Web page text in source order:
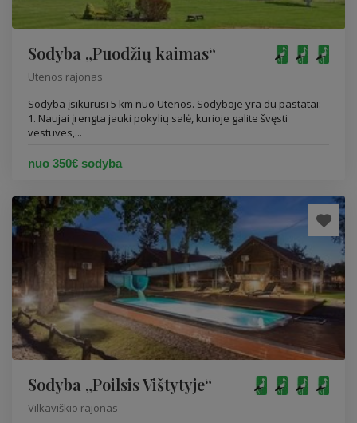
Sodyba „Puodžių kaimas“
Utenos rajonas
Sodyba įsikūrusi 5 km nuo Utenos. Sodyboje yra du pastatai:
1. Naujai įrengta jauki pokylių salė, kurioje galite švęsti
vestuves,...
nuo 350€ sodyba
Sodyba „Poilsis Vištytyje“
Vilkaviškio rajonas